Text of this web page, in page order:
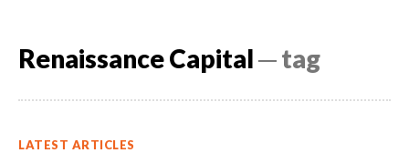
Renaissance Capital─ tag
LATEST ARTICLES